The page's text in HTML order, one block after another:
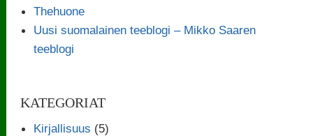
Thehuone
Uusi suomalainen teeblogi – Mikko Saaren
teeblogi
KATEGORIAT
Kirjallisuus (5)